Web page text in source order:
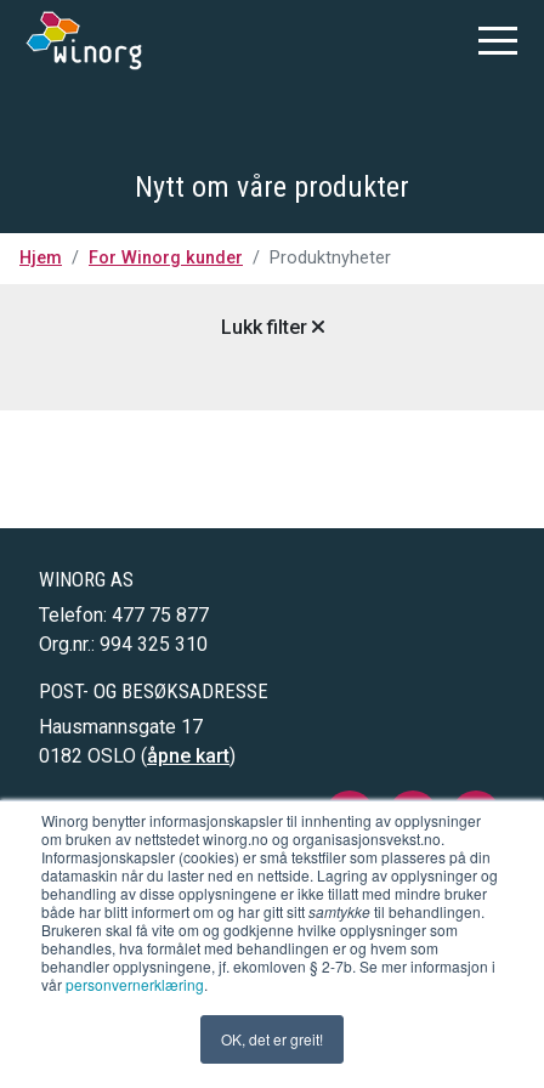
Winorg benytter informasjonskapsler til innhenting av opplysninger
om bruken av nettstedet winorg.no og organisasjonsvekst.no.
Informasjonskapsler (cookies) er små tekstfiler som plasseres på din
datamaskin når du laster ned en nettside. Lagring av opplysninger og
behandling av disse opplysningene er ikke tillatt med mindre bruker
både har blitt informert om og har gitt sittsamtykketil behandlingen.
Brukeren skal få vite om og godkjenne hvilke opplysninger som
behandles, hva formålet med behandlingen er og hvem som
behandler opplysningene, jf. ekomloven § 2-7b. Se mer informasjon i
vårpersonvernerklæring.
OK, det er greit!
Nytt om våre produkter
Hjem For Winorg kunder Produktnyheter
Lukk filter
WINORG AS
Telefon: 477 75 877
Org.nr.: 994 325 310
POST- OG BESØKSADRESSE
Hausmannsgate 17
0182 OSLO (åpne kart)
Winorg på
Winorg
Abonner på nyhetsbrevet
Cookies og Personvernerklæring
Abonner på vårt nyhetsbrev